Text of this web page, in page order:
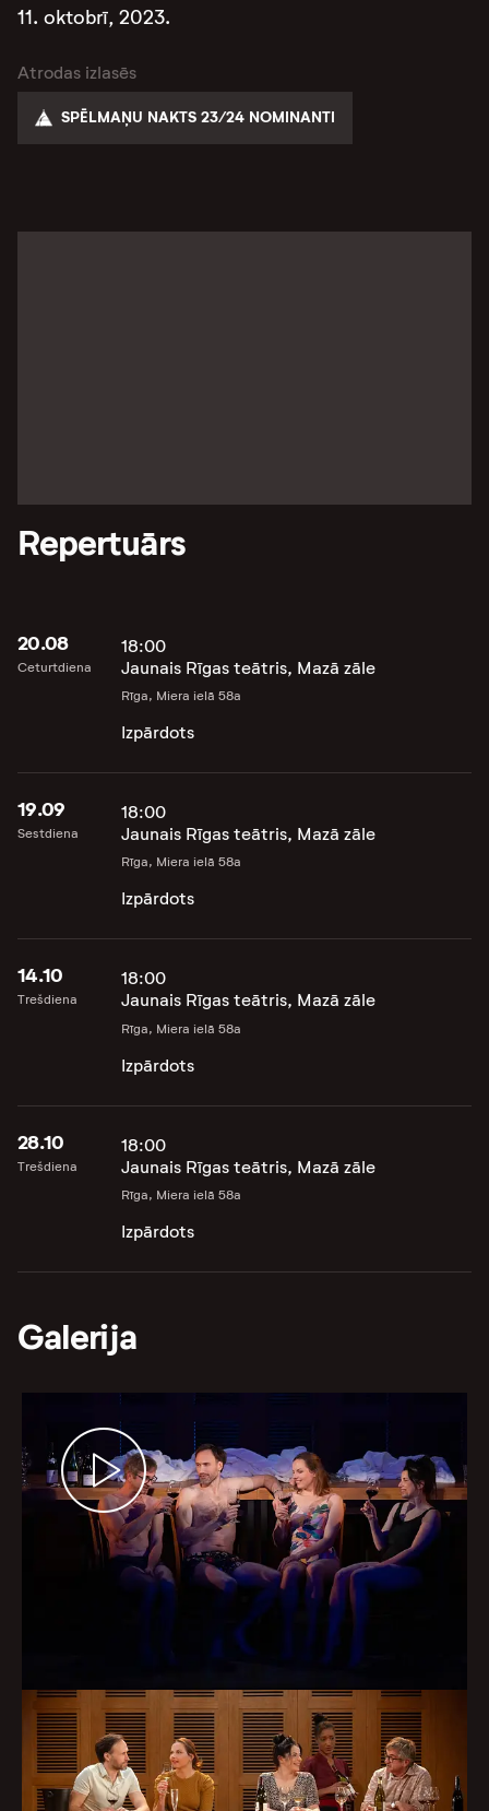
11. oktobrī, 2023.
Atrodas izlasēs
SPĒLMAŅU NAKTS 23/24 NOMINANTI
Repertuārs
20.08
Ceturtdiena
18:00
Jaunais Rīgas teātris, Mazā zāle
Rīga, Miera ielā 58a
Izpārdots
19.09
Sestdiena
18:00
Jaunais Rīgas teātris, Mazā zāle
Rīga, Miera ielā 58a
Izpārdots
14.10
Trešdiena
18:00
Jaunais Rīgas teātris, Mazā zāle
Rīga, Miera ielā 58a
Izpārdots
28.10
Trešdiena
18:00
Jaunais Rīgas teātris, Mazā zāle
Rīga, Miera ielā 58a
Izpārdots
Galerija